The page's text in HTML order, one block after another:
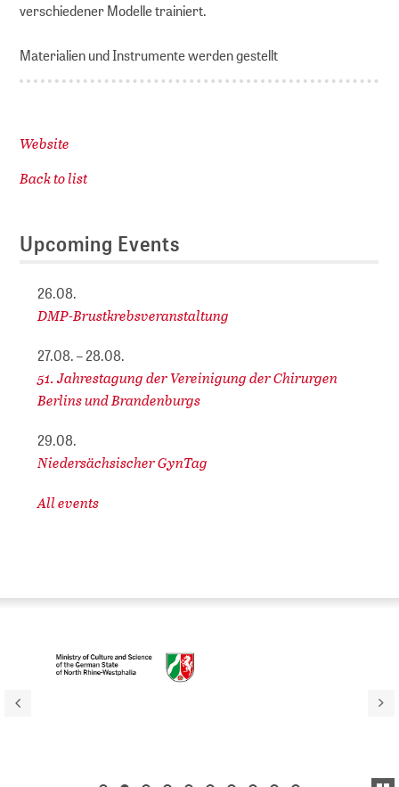
verschiedener Modelle trainiert.
Materialien und Instrumente werden gestellt
Website
Back to list
Upcoming Events
26.08.
DMP-Brustkrebsveranstaltung
27.08. – 28.08.
51. Jahrestagung der Vereinigung der Chirurgen
Berlins und Brandenburgs
29.08.
Niedersächsischer GynTag
All events